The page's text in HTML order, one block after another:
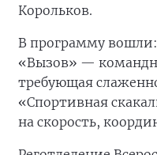
Корольков.
В программу вошли:
«Вызов» —
требующая
«Спортивная
на скорость,